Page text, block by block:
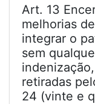
Art. 13
melhorias
integrar o
sem
retiradas
24 (vinte e